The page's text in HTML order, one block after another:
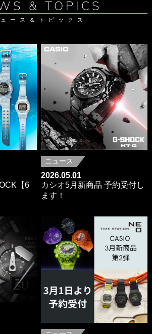
& TOPICS
ュース＆トピックス
【6
ニュース
2026.05.01
カシオ5月新商品 予約受付し
ます！